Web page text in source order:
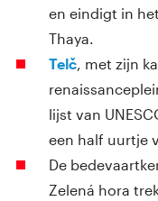
en eindigt in
Thaya.
Telč , met zijn
lijst van
een half uurtje
De
Zelená hora